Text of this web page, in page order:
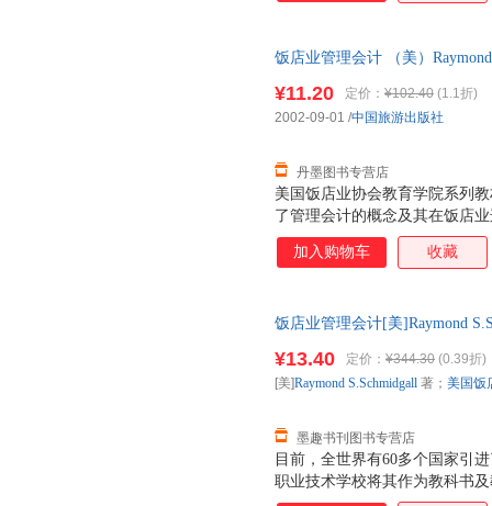
处理，作者明确提出数学是一
一些十分重要的结论。把数学
数学哲学观，而且能较好地解
饭店业管理会计 （美）
美国饭店业协会教育学院系列
了管理会计的概念及其在饭店
于饭店业经理，而且适用于两
应大体熟悉基本会计概念和程
¥11.20 定价： ¥102.40 (1.1折)
丹墨图书专营店
2002-09-01 /中国旅游出版社
加入购物车 收藏
饭店业管理会计[美]Raymond
票！
目前，全世界有60多个国家引
职业技术学校将其作为教科书
¥13.40 定价： ¥344.30 (0.39折)
墨趣书刊图书专营店
[美]Raymond S.Schmidgall 著； 美国饭